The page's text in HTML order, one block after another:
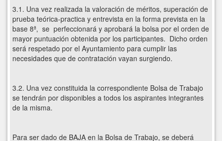
3.1. Una vez realizada la valoración de méritos, superación de
prueba teórica-practica y entrevista en la forma prevista en la
base 8ª, se perfeccionará y aprobará la bolsa por el orden de
mayor puntuación obtenida por los participantes. Dicho orden
será respetado por el Ayuntamiento para cumplir las
necesidades que de contratación vayan surgiendo.
3.2. Una vez constituida la correspondiente Bolsa de Trabajo
se tendrán por disponibles a todos los aspirantes integrantes
de la misma.
Para ser dado de BAJA en la Bolsa de Trabajo, se deberá